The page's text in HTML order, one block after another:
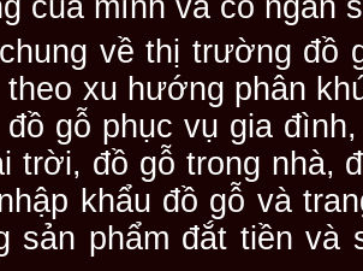
của mình và có ngân
về thị trường đồ
theo xu hướng phân
gỗ phục vụ gia
trời, đồ gỗ trong nhà,
khẩu đồ gỗ và
sản phẩm đắt tiền và